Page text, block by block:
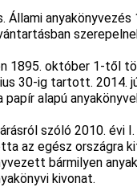
Állami
1895. október 1-től
30-ig tartott.
papír alapú
szóló 2010. évi
az egész országra
bármilyen
kivonat.